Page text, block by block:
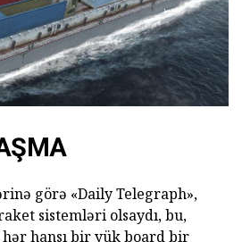
görə «Daily Telegraph»,
sistemləri olsaydı, bu,
hansı bir yük board bir